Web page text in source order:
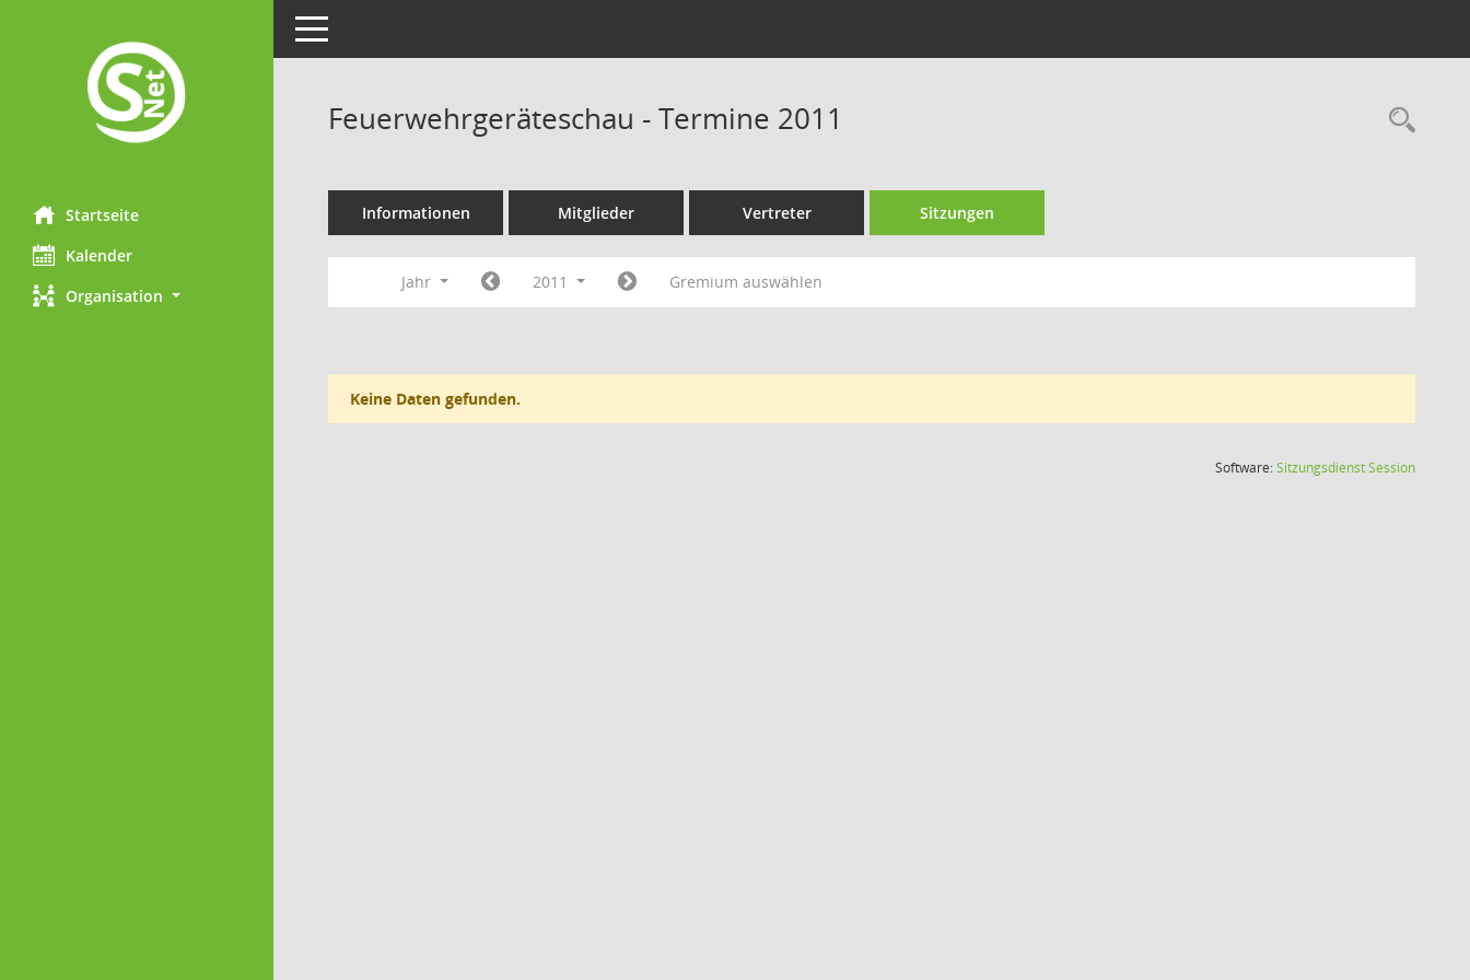
Startseite
Kalender
Organisation
Toggle navigation
Feuerwehrgeräteschau - Termine 2011
Informationen Mitglieder Vertreter Sitzungen
Jahr 2011 Gremium auswählen
Keine Daten gefunden.
Software:SitzungsdienstSession(Wird in